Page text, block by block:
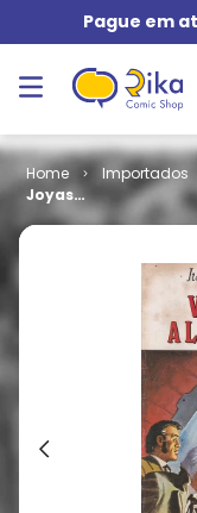
Pague em
Importados
Joyas
Literarias